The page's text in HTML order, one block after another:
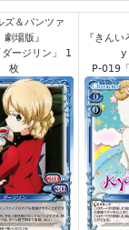
ズ＆パンツァ
場版』
ージリン」 1
枚
『きん
y
P-019